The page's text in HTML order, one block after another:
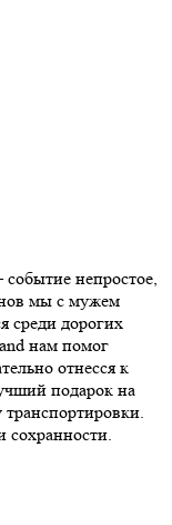
непростое,
мы с мужем
среди дорогих
нам помог
отнесся к
подарок на